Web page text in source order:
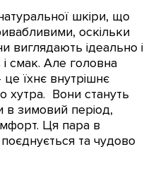
шкіри, що
оскільки
виглядають ідеально і
смак. Але головна
їхнє внутрішнє
хутра. Вони стануть
зимовий період,
Ця пара в
та чудово